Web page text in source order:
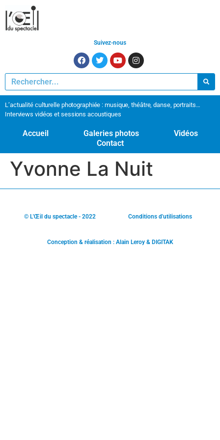
Suivez-nous
L’actualité culturelle photographiée : musique, théâtre, danse, portraits…
Interviews vidéos et sessions acoustiques
Accueil Galeries photos
Vidéos
Contact
Yvonne La Nuit
© L'Œil du spectacle - 2022 Conditions d'utilisations
Conception & réalisation : Alain Leroy & DIGITAK